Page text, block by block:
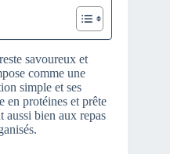
savoureux et
comme une
simple et ses
en protéines et prête
aussi bien aux repas